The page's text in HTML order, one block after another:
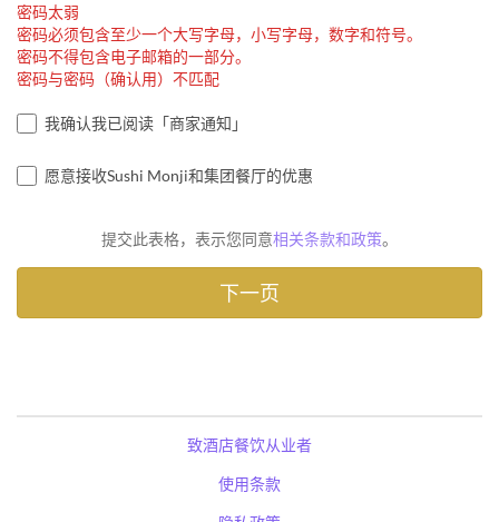
密码太弱
密码必须包含至少一个大写字母，小写字母，数字和符号。
密码不得包含电子邮箱的一部分。
密码与密码（确认用）不匹配
我确认我已阅读「商家通知」
愿意接收Sushi Monji和集团餐厅的优惠
提交此表格，表示您同意相关条款和政策。
致酒店餐饮从业者
使用条款